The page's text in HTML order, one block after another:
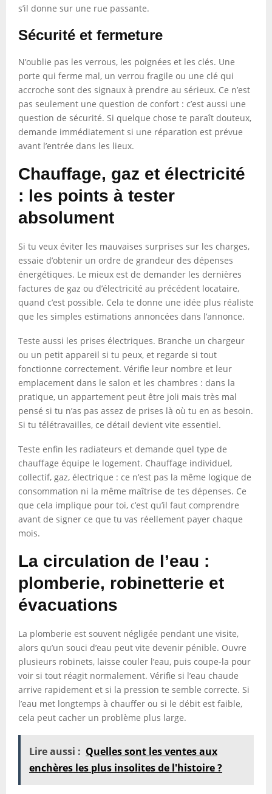
s’il donne sur une rue passante.
Sécurité et fermeture
N’oublie pas les verrous, les poignées et les clés. Une
porte qui ferme mal, un verrou fragile ou une clé qui
accroche sont des signaux à prendre au sérieux. Ce n’est
pas seulement une question de confort : c’est aussi une
question de sécurité. Si quelque chose te paraît douteux,
demande immédiatement si une réparation est prévue
avant l’entrée dans les lieux.
Chauffage, gaz et électricité
: les points à tester
absolument
Si tu veux éviter les mauvaises surprises sur les charges,
essaie d’obtenir un ordre de grandeur des dépenses
énergétiques. Le mieux est de demander les dernières
factures de gaz ou d’électricité au précédent locataire,
quand c’est possible. Cela te donne une idée plus réaliste
que les simples estimations annoncées dans l’annonce.
Teste aussi les prises électriques. Branche un chargeur
ou un petit appareil si tu peux, et regarde si tout
fonctionne correctement. Vérifie leur nombre et leur
emplacement dans le salon et les chambres : dans la
pratique, un appartement peut être joli mais très mal
pensé si tu n’as pas assez de prises là où tu en as besoin.
Si tu télétravailles, ce détail devient vite essentiel.
Teste enfin les radiateurs et demande quel type de
chauffage équipe le logement. Chauffage individuel,
collectif, gaz, électrique : ce n’est pas la même logique de
consommation ni la même maîtrise de tes dépenses. Ce
que cela implique pour toi, c’est qu’il faut comprendre
avant de signer ce que tu vas réellement payer chaque
mois.
La circulation de l’eau :
plomberie, robinetterie et
évacuations
La plomberie est souvent négligée pendant une visite,
alors qu’un souci d’eau peut vite devenir pénible. Ouvre
plusieurs robinets, laisse couler l’eau, puis coupe-la pour
voir si tout réagit normalement. Vérifie si l’eau chaude
arrive rapidement et si la pression te semble correcte. Si
l’eau met longtemps à chauffer ou si le débit est faible,
cela peut cacher un problème plus large.
Lire aussi : Quelles sont les ventes aux
enchères les plus insolites de l'histoire ?